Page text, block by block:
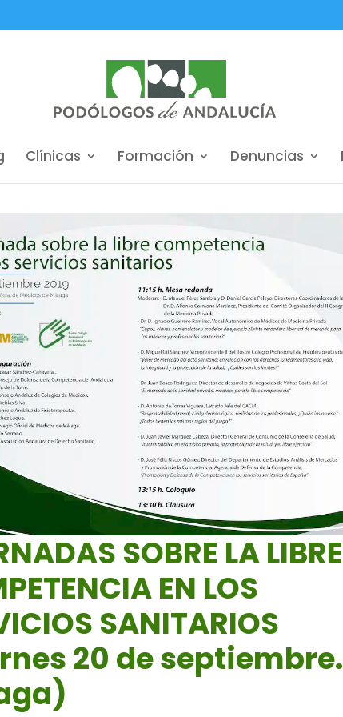
Clínicas Formación Denuncias
SOBRE LA LIBRE
EN LOS
SANITARIOS
20 de septiembre.